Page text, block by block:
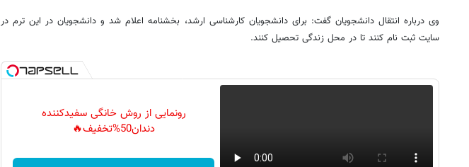
وی درباره انتقال دانشجویان گفت: برای دانشجویان کارشناسی ارشد، بخشنامه اعلام شد و دانشجویان در این ترم در
سایت ثبت نام کنند تا در محل زندگی تحصیل کنند.
رونمایی از روش خانگی سفیدکننده
دندان50%تخفیف🔥